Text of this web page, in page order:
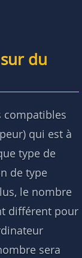
du
compatibles
qui est à
type de
de type
le nombre
différent pour
sera